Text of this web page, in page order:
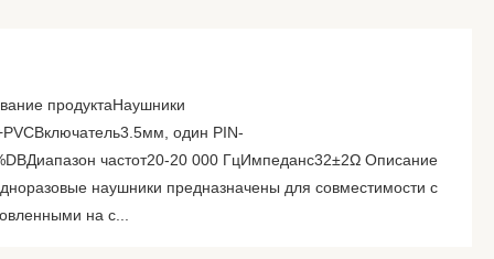
продуктаНаушники
один PIN-
частот20-20 000 ГцИмпеданс32±2Ω Описание
наушники предназначены для совместимости с
на с...